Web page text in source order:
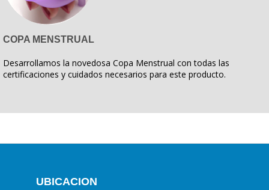
COPA MENSTRUAL
Desarrollamos la novedosa Copa Menstrual con todas las
certificaciones y cuidados necesarios para este producto.
UBICACION